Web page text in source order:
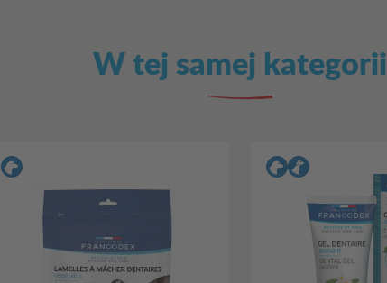
W tej samej kategorii